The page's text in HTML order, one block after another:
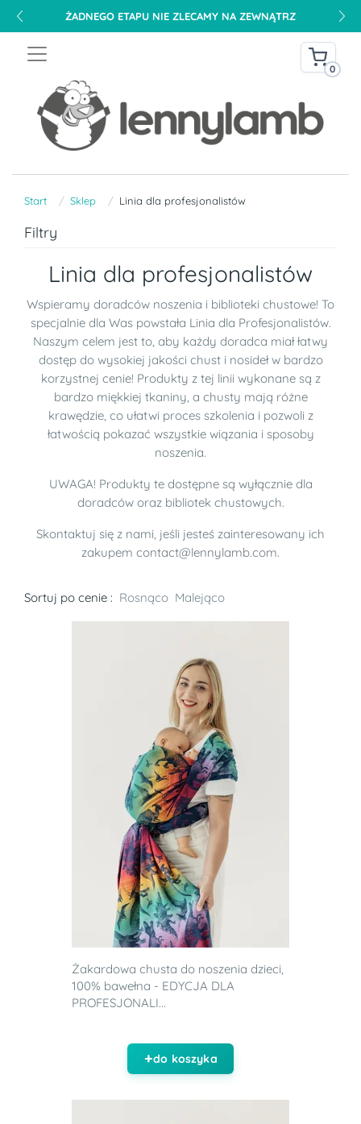
ŻADNEGO ETAPU NIE ZLECAMY NA ZEWNĄTRZ
0
Start Sklep Linia dla profesjonalistów
Filtry
Linia dla profesjonalistów
Wspieramy doradców noszenia i biblioteki chustowe! To
specjalnie dla Was powstała Linia dla Profesjonalistów.
Naszym celem jest to, aby każdy doradca miał łatwy
dostęp do wysokiej jakości chust i nosideł w bardzo
korzystnej cenie! Produkty z tej linii wykonane są z
bardzo miękkiej tkaniny, a chusty mają różne
krawędzie, co ułatwi proces szkolenia i pozwoli z
łatwością pokazać wszystkie wiązania i sposoby
noszenia.
UWAGA! Produkty te dostępne są wyłącznie dla
doradców oraz bibliotek chustowych.
Skontaktuj się z nami, jeśli jesteś zainteresowany ich
zakupem contact@lennylamb.com.
Sortuj po cenie : Rosnąco Malejąco
Żakardowa chusta do noszenia dzieci,
100% bawełna - EDYCJA DLA
PROFESJONALI...
do koszyka